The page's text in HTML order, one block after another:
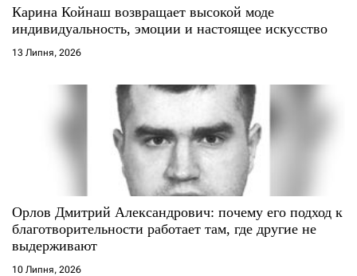
Карина Койнаш возвращает высокой моде
индивидуальность, эмоции и настоящее искусство
13 Липня, 2026
Орлов Дмитрий Александрович: почему его подход к
благотворительности работает там, где другие не
выдерживают
10 Липня, 2026